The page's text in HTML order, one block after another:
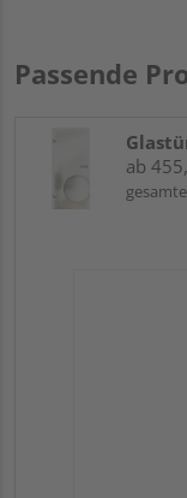
Passende
ab